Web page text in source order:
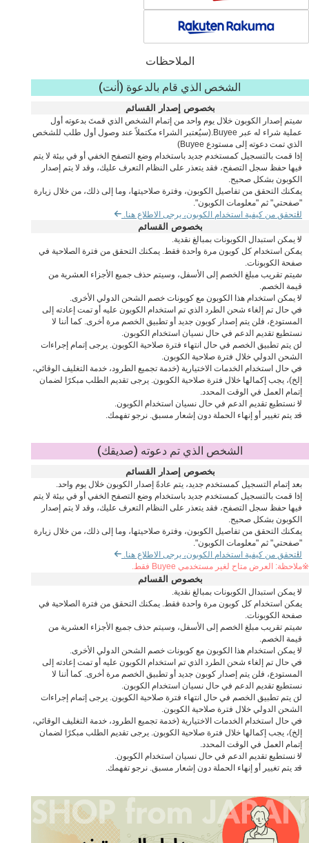
الملاحظات
الشخص الذي قام بالدعوة (أنت)
بخصوص إصدار القسائم
سيتم إصدار الكوبون خلال يوم واحد من إتمام الشخص الذي قمتَ بدعوته أول
عملية شراء له عبر Buyee.(سيُعتبر الشراء مكتملاً عند وصول أول طلب للشخص
الذي تمت دعوته إلى مستودع Buyee)
إذا قمت بالتسجيل كمستخدم جديد باستخدام وضع التصفح الخفي أو في بيئة لا يتم
فيها حفظ سجل التصفح، فقد يتعذر على النظام التعرف عليك، وقد لا يتم إصدار
الكوبون بشكل صحيح.
يمكنك التحقق من تفاصيل الكوبون، وفترة صلاحيتها، وما إلى ذلك، من خلال زيارة
"صفحتي" ثم "معلومات الكوبون".
للتحقق من كيفية استخدام الكوبون، يرجى الاطلاع هنا.
بخصوص القسائم
لا يمكن استبدال الكوبونات بمبالغ نقدية.
يمكن استخدام كل كوبون مرة واحدة فقط. يمكنك التحقق من فترة الصلاحية في
صفحة الكوبونات.
سيتم تقريب مبلغ الخصم إلى الأسفل، وسيتم حذف جميع الأجزاء العشرية من
قيمة الخصم.
لا يمكن استخدام هذا الكوبون مع كوبونات خصم الشحن الدولي الأخرى.
في حال تم إلغاء شحن الطرد الذي تم استخدام الكوبون عليه أو تمت إعادته إلى
المستودع، فلن يتم إصدار كوبون جديد أو تطبيق الخصم مرة أخرى. كما أننا لا
نستطيع تقديم الدعم في حال نسيان استخدام الكوبون.
لن يتم تطبيق الخصم في حال انتهاء فترة صلاحية الكوبون. يرجى إتمام إجراءات
الشحن الدولي خلال فترة صلاحية الكوبون.
في حال استخدام الخدمات الاختيارية (خدمة تجميع الطرود، خدمة التغليف الوقائي،
إلخ)، يجب إكمالها خلال فترة صلاحية الكوبون. يرجى تقديم الطلب مبكرًا لضمان
إتمام العمل في الوقت المحدد.
لا نستطيع تقديم الدعم في حال نسيان استخدام الكوبون.
قد يتم تغيير أو إنهاء الحملة دون إشعار مسبق. نرجو تفهمك.
الشخص الذي تم دعوته (صديقك)
بخصوص إصدار القسائم
بعد إتمام التسجيل كمستخدم جديد، يتم عادةً إصدار الكوبون خلال يوم واحد.
إذا قمت بالتسجيل كمستخدم جديد باستخدام وضع التصفح الخفي أو في بيئة لا يتم
فيها حفظ سجل التصفح، فقد يتعذر على النظام التعرف عليك، وقد لا يتم إصدار
الكوبون بشكل صحيح.
يمكنك التحقق من تفاصيل الكوبون، وفترة صلاحيتها، وما إلى ذلك، من خلال زيارة
"صفحتي" ثم "معلومات الكوبون".
للتحقق من كيفية استخدام الكوبون، يرجى الاطلاع هنا.
※ملاحظة: العرض متاح لغير مستخدمي Buyee فقط.
بخصوص القسائم
لا يمكن استبدال الكوبونات بمبالغ نقدية.
يمكن استخدام كل كوبون مرة واحدة فقط. يمكنك التحقق من فترة الصلاحية في
صفحة الكوبونات.
سيتم تقريب مبلغ الخصم إلى الأسفل، وسيتم حذف جميع الأجزاء العشرية من
قيمة الخصم.
لا يمكن استخدام هذا الكوبون مع كوبونات خصم الشحن الدولي الأخرى.
في حال تم إلغاء شحن الطرد الذي تم استخدام الكوبون عليه أو تمت إعادته إلى
المستودع، فلن يتم إصدار كوبون جديد أو تطبيق الخصم مرة أخرى. كما أننا لا
نستطيع تقديم الدعم في حال نسيان استخدام الكوبون.
لن يتم تطبيق الخصم في حال انتهاء فترة صلاحية الكوبون. يرجى إتمام إجراءات
الشحن الدولي خلال فترة صلاحية الكوبون.
في حال استخدام الخدمات الاختيارية (خدمة تجميع الطرود، خدمة التغليف الوقائي،
إلخ)، يجب إكمالها خلال فترة صلاحية الكوبون. يرجى تقديم الطلب مبكرًا لضمان
إتمام العمل في الوقت المحدد.
لا نستطيع تقديم الدعم في حال نسيان استخدام الكوبون.
قد يتم تغيير أو إنهاء الحملة دون إشعار مسبق. نرجو تفهمك.